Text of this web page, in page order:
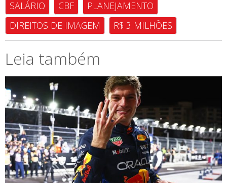
SALÁRIO CBF
PLANEJAMENTO
DIREITOS DE IMAGEM
R$ 3 MILHÕES
Leia também